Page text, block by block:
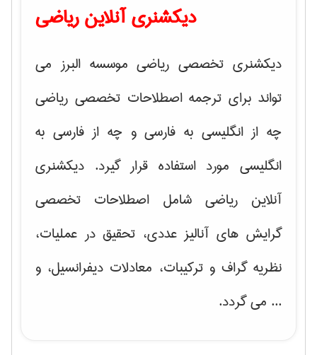
دیکشنری آنلاین ریاضی
دیکشنری تخصصی ریاضی موسسه البرز می
تواند برای ترجمه اصطلاحات تخصصی ریاضی
چه از انگلیسی به فارسی و چه از فارسی به
انگلیسی مورد استفاده قرار گیرد. دیکشنری
آنلاین ریاضی شامل اصطلاحات تخصصی
گرایش های آنالیز عددی، تحقیق در عملیات،
نظریه گراف و تركیبات، معادلات دیفرانسیل، و
... می گردد.